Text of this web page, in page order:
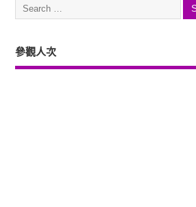
參觀人次